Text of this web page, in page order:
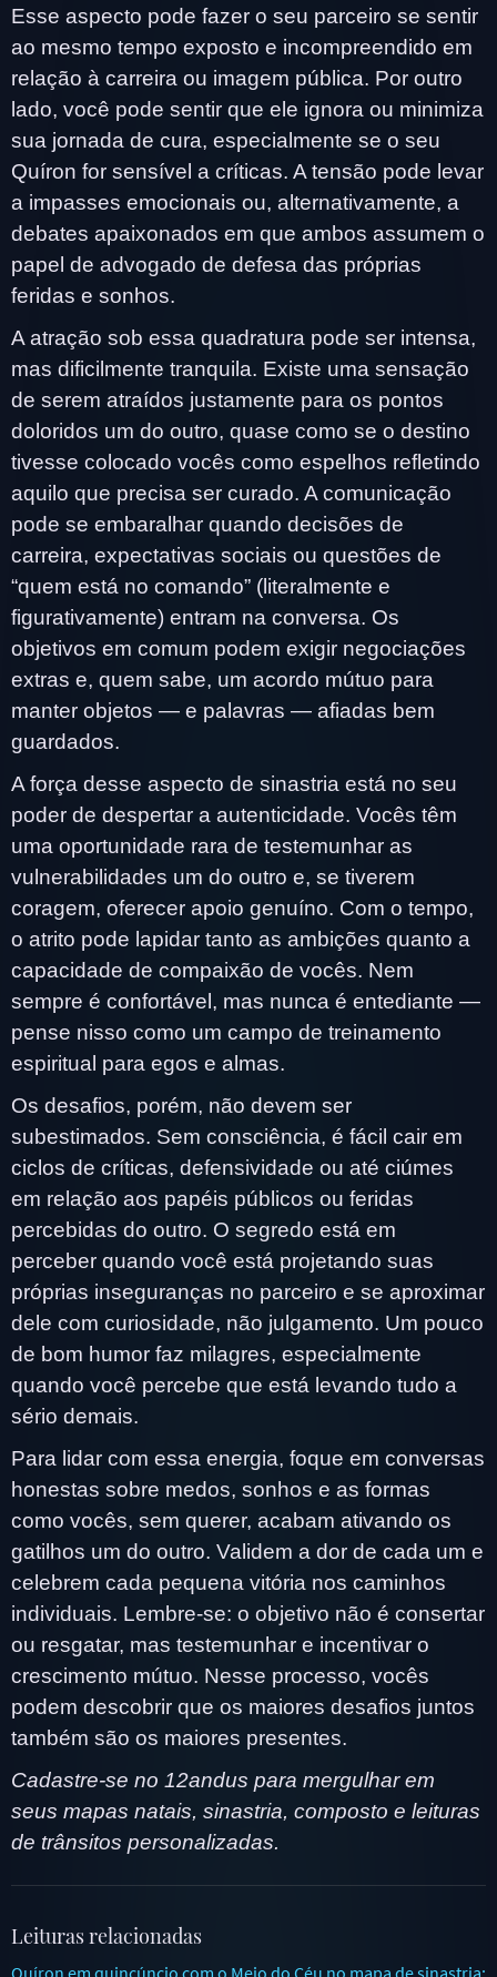
Esse aspecto pode fazer o seu parceiro se sentir
ao mesmo tempo exposto e incompreendido em
relação à carreira ou imagem pública. Por outro
lado, você pode sentir que ele ignora ou minimiza
sua jornada de cura, especialmente se o seu
Quíron for sensível a críticas. A tensão pode levar
a impasses emocionais ou, alternativamente, a
debates apaixonados em que ambos assumem o
papel de advogado de defesa das próprias
feridas e sonhos.
A atração sob essa quadratura pode ser intensa,
mas dificilmente tranquila. Existe uma sensação
de serem atraídos justamente para os pontos
doloridos um do outro, quase como se o destino
tivesse colocado vocês como espelhos refletindo
aquilo que precisa ser curado. A comunicação
pode se embaralhar quando decisões de
carreira, expectativas sociais ou questões de
“quem está no comando” (literalmente e
figurativamente) entram na conversa. Os
objetivos em comum podem exigir negociações
extras e, quem sabe, um acordo mútuo para
manter objetos — e palavras — afiadas bem
guardados.
A força desse aspecto de sinastria está no seu
poder de despertar a autenticidade. Vocês têm
uma oportunidade rara de testemunhar as
vulnerabilidades um do outro e, se tiverem
coragem, oferecer apoio genuíno. Com o tempo,
o atrito pode lapidar tanto as ambições quanto a
capacidade de compaixão de vocês. Nem
sempre é confortável, mas nunca é entediante —
pense nisso como um campo de treinamento
espiritual para egos e almas.
Os desafios, porém, não devem ser
subestimados. Sem consciência, é fácil cair em
ciclos de críticas, defensividade ou até ciúmes
em relação aos papéis públicos ou feridas
percebidas do outro. O segredo está em
perceber quando você está projetando suas
próprias inseguranças no parceiro e se aproximar
dele com curiosidade, não julgamento. Um pouco
de bom humor faz milagres, especialmente
quando você percebe que está levando tudo a
sério demais.
Para lidar com essa energia, foque em conversas
honestas sobre medos, sonhos e as formas
como vocês, sem querer, acabam ativando os
gatilhos um do outro. Validem a dor de cada um e
celebrem cada pequena vitória nos caminhos
individuais. Lembre-se: o objetivo não é consertar
ou resgatar, mas testemunhar e incentivar o
crescimento mútuo. Nesse processo, vocês
podem descobrir que os maiores desafios juntos
também são os maiores presentes.
Cadastre-se no 12andus para mergulhar em
seus mapas natais, sinastria, composto e leituras
de trânsitos personalizadas.
Leituras relacionadas
Quíron em quincúncio com o Meio do Céu no mapa de sinastria: